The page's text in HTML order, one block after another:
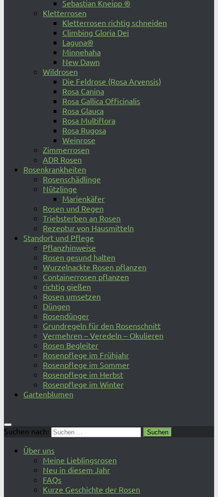
Sebastian Kneipp ®
Kletterrosen
Kletterrosen richtig schneiden
Climbing Gloria Dei
Laguna®
Minnehaha
New Dawn
Wildrosen
Die Feldrose (Rosa Arvensis)
Rosa Canina
Rosa Gallica Officinalis
Rosa Glauca
Rosa Multiflora
Rosa Rugosa
Weinrose
Zimmerrosen
ADR Rosen
Rosenkrankheiten
Rosenschädlinge
Nützlinge
Marienkäfer
Rosen und Regen
Triebsterben an Rosen
Rezeptur von Hausmitteln
Standort und Pflege
Pflanzhinweise
Rosen gesund halten
Wurzelnackte Rosen pflanzen
Containerrosen pflanzen
richtig gießen
Rosen umsetzen
Düngen
Rosendünger
Grundregeln für den Rosenschnitt
Vermehren – Veredeln – Okulieren
Rosen Begleiter
Rosenpflege im Frühjahr
Rosenpflege im Sommer
Rosenpflege im Herbst
Rosenpflege im Winter
Gartenblumen
Suchen nach:
Über uns
Meine Lieblingsrosen
Neu in diesem Jahr
FAQs
Kurze Geschichte der Rosen